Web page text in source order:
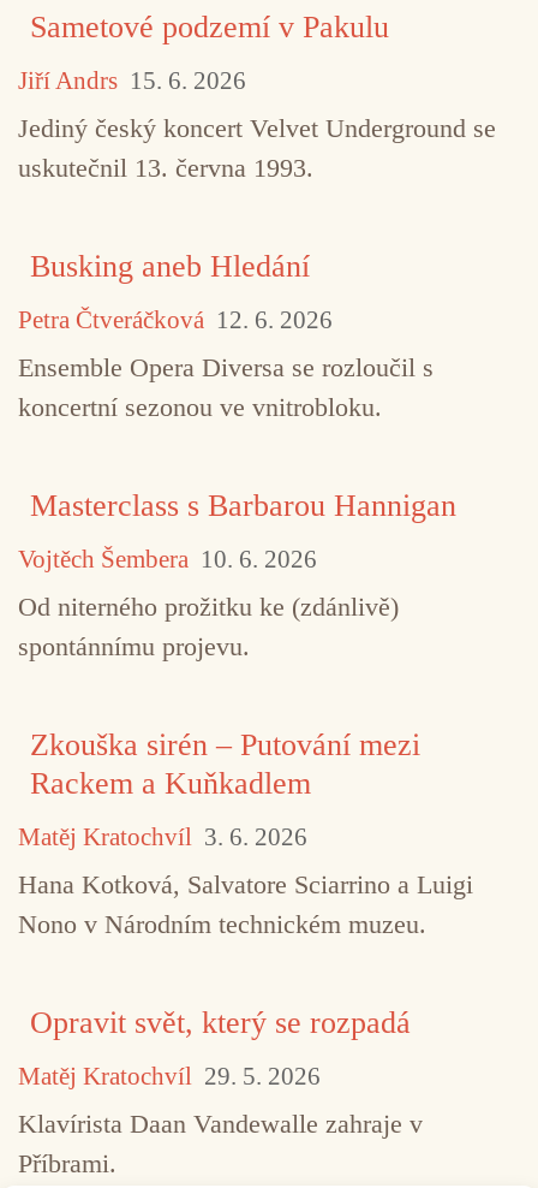
Sametové podzemí v Pakulu
Jiří Andrs 15. 6. 2026
Jediný český koncert Velvet Underground se
uskutečnil 13. června 1993.
Busking aneb Hledání
Petra Čtveráčková 12. 6. 2026
Ensemble Opera Diversa se rozloučil s
koncertní sezonou ve vnitrobloku.
Masterclass s Barbarou Hannigan
Vojtěch Šembera 10. 6. 2026
Od niterného prožitku ke (zdánlivě)
spontánnímu projevu.
Zkouška sirén – Putování mezi
Rackem a Kuňkadlem
Matěj Kratochvíl 3. 6. 2026
Hana Kotková, Salvatore Sciarrino a Luigi
Nono v Národním technickém muzeu.
Opravit svět, který se rozpadá
Matěj Kratochvíl 29. 5. 2026
Klavírista Daan Vandewalle zahraje v
Příbrami.